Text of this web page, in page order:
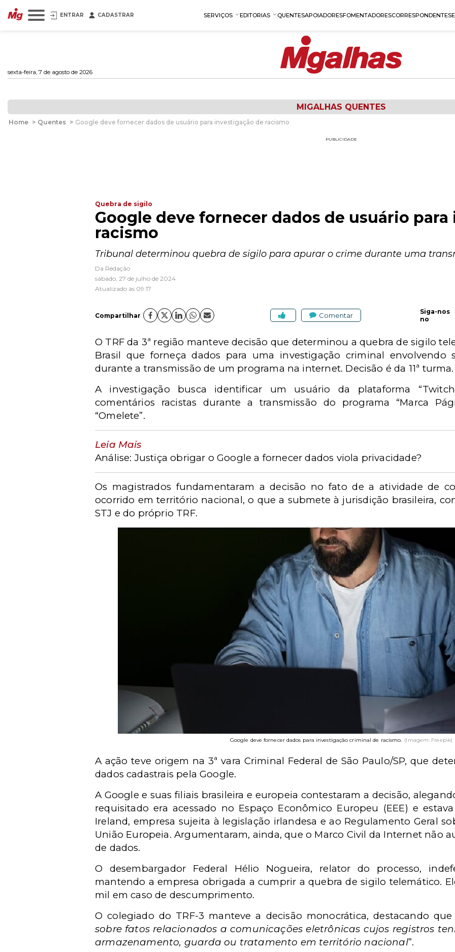
ENTRAR CADASTRAR SERVIÇOS EDITORIAS QUENTESAPOIADORESFOMENTADORESCORRESPONDENTES
sexta-feira, 7 de agosto de 2026
MIGALHAS QUENTES
Home > Quentes > Google deve fornecer dados de usuário para investigação de racismo
PUBLICIDADE
Quebra de sigilo
Google deve fornecer dados de usuário
racismo
Tribunal determinou quebra de sigilo para apurar o crime durante uma
Da Redação
sábado, 27 de julho de 2024
Atualizado às 09:17
Compartilhar Comentar
Siga-nos
no
O TRF da 3ª região manteve decisão que determinou a quebra de sigilo
Brasil que forneça dados para uma investigação criminal envolvendo
durante a transmissão de um programa na internet. Decisão é da 11ª
A investigação busca identificar um usuário da plataforma
comentários racistas durante a transmissão do programa “Marca
“Omelete”.
Leia Mais
Análise: Justiça obrigar o Google a fornecer dados viola privacidade?
Os magistrados fundamentaram a decisão no fato de a atividade de
ocorrido em território nacional, o que a submete à jurisdição brasileira,
STJ e do próprio TRF.
Google deve fornecer dados para investigação criminal de racismo. (Imagem: Freepik)
A ação teve origem na 3ª vara Criminal Federal de São Paulo/SP, que
dados cadastrais pela Google.
A Google e suas filiais brasileira e europeia contestaram a decisão,
requisitado era acessado no Espaço Econômico Europeu (EEE) e
Ireland, empresa sujeita à legislação irlandesa e ao Regulamento Geral
União Europeia. Argumentaram, ainda, que o Marco Civil da Internet não
de dados.
O desembargador Federal Hélio Nogueira, relator do processo,
mantendo a empresa obrigada a cumprir a quebra de sigilo telemático.
mil em caso de descumprimento.
O colegiado do TRF-3 manteve a decisão monocrática, destacando que
sobre fatos relacionados a comunicações eletrônicas cujos registros
armazenamento, guarda ou tratamento em território nacional”.